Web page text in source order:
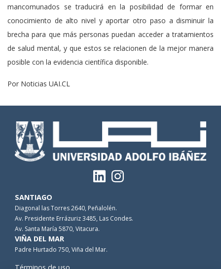
mancomunados se traducirá en la posibilidad de formar en
conocimiento de alto nivel y aportar otro paso a disminuir la
brecha para que más personas puedan acceder a tratamientos
de salud mental, y que estos se relacionen de la mejor manera
posible con la evidencia científica disponible.
Por Noticias UAI.CL
SANTIAGO
Diagonal las Torres 2640, Peñalolén.
Av. Presidente Errázuriz 3485, Las Condes.
Av. Santa María 5870, Vitacura.
VIÑA DEL MAR
Padre Hurtado 750, Viña del Mar.